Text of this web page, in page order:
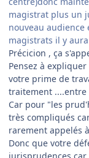
magistrat plus un
nouveau audience
magistrats il y
Précicion , ça
Pensez à
votre prime de
traitement ....entre
Car pour "les
très compliqués
rarement appelés
Donc que votre